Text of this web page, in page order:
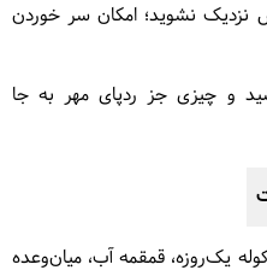
نشوید؛ امکان سر خوردن
و چیزی جز ردپای مهر به جا
یک‌روزه، قمقمه آب، میان‌وعده